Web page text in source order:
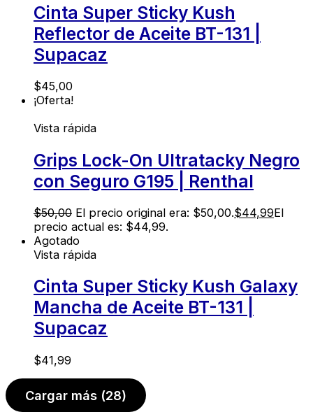
Cinta Super Sticky Kush
Reflector de Aceite BT-131 |
Supacaz
$45,00
¡Oferta!
Vista rápida
Grips Lock-On Ultratacky Negro
con Seguro G195 | Renthal
$50,00 El precio original era: $50,00.$44,99El
precio actual es: $44,99.
Agotado
Vista rápida
Cinta Super Sticky Kush Galaxy
Mancha de Aceite BT-131 |
Supacaz
$41,99
Cargar más (28)